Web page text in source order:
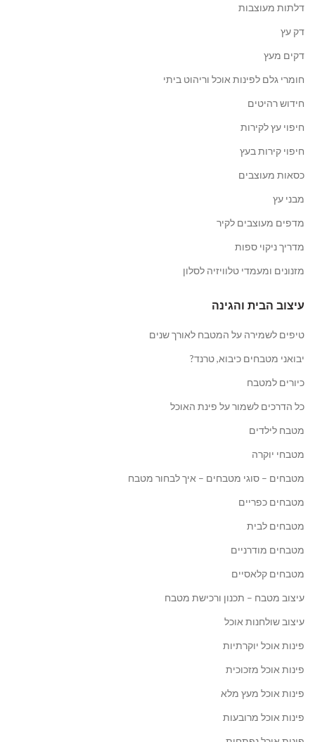
דלתות מעוצבות
דק עץ
דקים מעץ
חומרי גלם לפינות אוכל וריהוט ביתי
חידוש רהיטים
חיפוי עץ לקירות
חיפוי קירות בעץ
כסאות מעוצבים
מבני עץ
מדפים מעוצבים לקיר
מדריך ניקוי ספות
מזנונים ומעמדי טלוויזיה לסלון
עיצוב הבית והגינה
טיפים לשמירה על המטבח לאורך שנים
יבואני מטבחים כיבוא, טרנד?
כיורים למטבח
כל הדרכים לשמור על פינת האוכל
מטבח לילדים
מטבחי יוקרה
מטבחים – סוגי מטבחים – איך לבחור מטבח
מטבחים כפריים
מטבחים לבית
מטבחים מודרניים
מטבחים קלאסיים
עיצוב מטבח – תכנון ורכישת מטבח
עיצוב שולחנות אוכל
פינות אוכל יוקרתיות
פינות אוכל מזכוכית
פינות אוכל מעץ מלא
פינות אוכל מרובעות